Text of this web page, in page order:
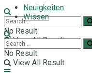
No Result
View All Result
Neuigkeiten
Wissen
No Result
View All Result